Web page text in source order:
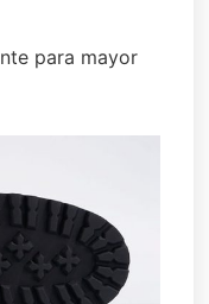
para mayor